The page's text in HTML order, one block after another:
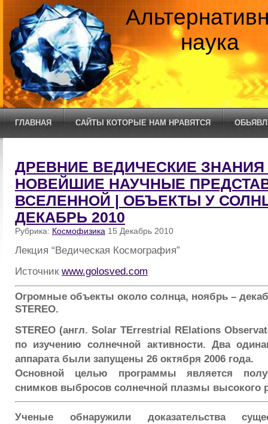
наука
ГЛАВНАЯ САЙТЫ КОТОРЫЕ НАМ НРАВЯТСЯ
ДРЕВНИЕ ВЕДИЧЕСКИЕ ЗНАНИЯ
НОВЕЙШИЕ НАУЧНЫЕ
ВСЕЛЕННОЙ | ОБЪЕКТЫ У
ДЕКАБРЬ 2010
Рубрика: Космофизика 15 Декабрь 2010
Лекция “Ведическая Космография”
Источник www.golosved.com
Огромные объекты около солнца, ноябрь –
STEREO.
STEREO (англ. Solar TErrestrial RElations
по изучению солнечной активности. Два
аппарата были запущены 26 октября 2006 года.
Основной целью программы является
снимков выбросов солнечной плазмы высокого
Ученые обнаружили доказательства